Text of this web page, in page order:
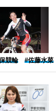
競輪 #佐藤水菜